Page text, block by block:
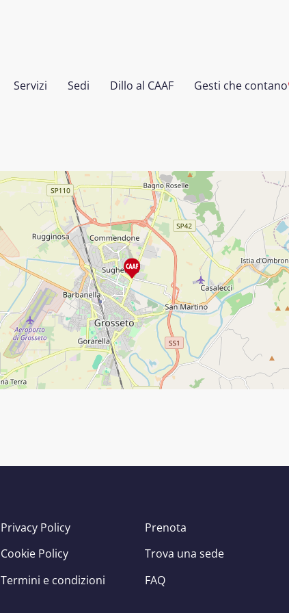
Servizi Sedi Dillo al CAAF Gesti che contano
Privacy Policy
Cookie Policy
Termini e condizioni
Prenota
Trova una sede
FAQ